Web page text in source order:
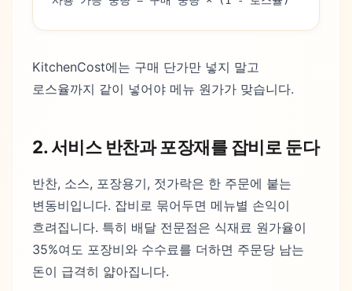
KitchenCost에는 구매 단가만 넣지 말고
로스율까지 같이 넣어야 메뉴 원가가 맞습니다.
2. 서비스 반찬과 포장재를 잡비로 둔다
반찬, 소스, 포장용기, 젓가락은 한 주문에 붙는
변동비입니다. 잡비로 묶어두면 메뉴별 손익이
흐려집니다. 특히 배달 전문점은 식재료 원가율이
35%여도 포장비와 수수료를 더하면 주문당 남는
돈이 급격히 얇아집니다.